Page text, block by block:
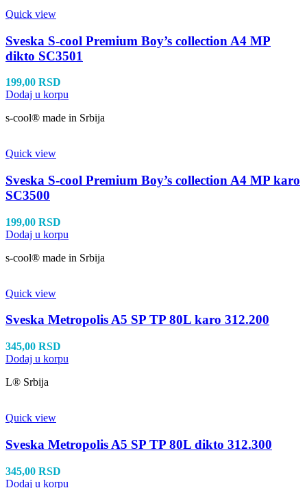
Quick view
Sveska S-cool Premium Boy’s collection A4 MP
dikto SC3501
199,00 RSD
Dodaj u korpu
s-cool® made in Srbija
Quick view
Sveska S-cool Premium Boy’s collection A4 MP karo
SC3500
199,00 RSD
Dodaj u korpu
s-cool® made in Srbija
Quick view
Sveska Metropolis A5 SP TP 80L karo 312.200
345,00 RSD
Dodaj u korpu
L® Srbija
Quick view
Sveska Metropolis A5 SP TP 80L dikto 312.300
345,00 RSD
Dodaj u korpu